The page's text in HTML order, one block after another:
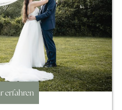
erfahren